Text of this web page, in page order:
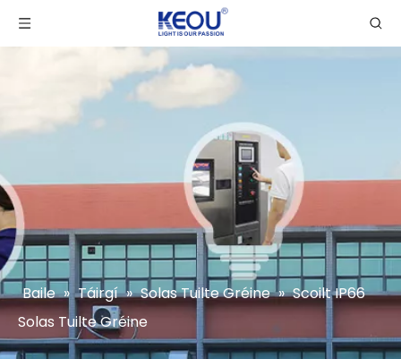
Baile » Táirgí » Solas Tuilte Gréine » Scoilt IP66
Solas Tuilte Gréine